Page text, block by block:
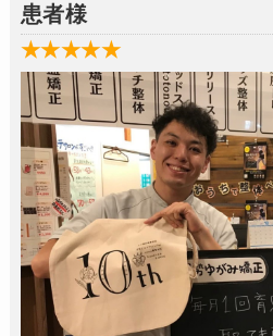
患者様
★★★★★